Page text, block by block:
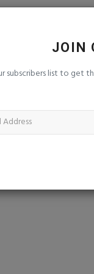
JOIN
subscribers list to get
: માત્ર ઈડીની